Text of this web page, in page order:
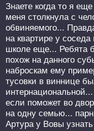
Знаете когда то я
меня столкнула с
обвиняемого...
на квартире у
школе еще... Ребята
похож на данного
наброскам ему
тусовки в виннице
если поможет во
на одну семью...
Артура у Вовы